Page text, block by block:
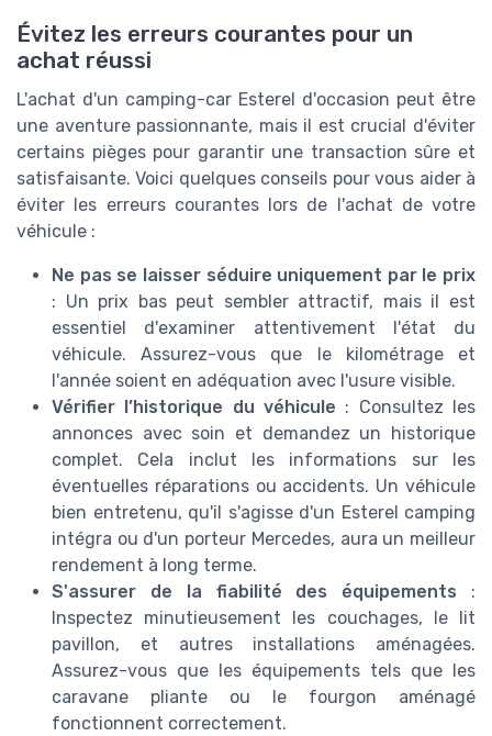
Évitez les erreurs courantes pour un
achat réussi
L'achat d'un camping-car Esterel d'occasion peut être
une aventure passionnante, mais il est crucial d'éviter
certains pièges pour garantir une transaction sûre et
satisfaisante. Voici quelques conseils pour vous aider à
éviter les erreurs courantes lors de l'achat de votre
véhicule :
Ne pas se laisser séduire uniquement par le prix
: Un prix bas peut sembler attractif, mais il est
essentiel d'examiner attentivement l'état du
véhicule. Assurez-vous que le kilométrage et
l'année soient en adéquation avec l'usure visible.
Vérifier l’historique du véhicule : Consultez les
annonces avec soin et demandez un historique
complet. Cela inclut les informations sur les
éventuelles réparations ou accidents. Un véhicule
bien entretenu, qu'il s'agisse d'un Esterel camping
intégra ou d'un porteur Mercedes, aura un meilleur
rendement à long terme.
S'assurer de la fiabilité des équipements :
Inspectez minutieusement les couchages, le lit
pavillon, et autres installations aménagées.
Assurez-vous que les équipements tels que les
caravane pliante ou le fourgon aménagé
fonctionnent correctement.